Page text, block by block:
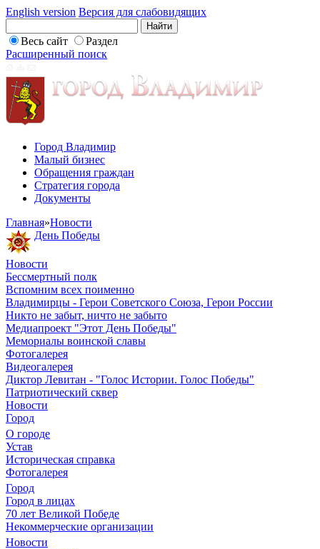
English version Версия для слабовидящих
Весь сайт
Раздел
Расширенный поиск
Город Владимир
Малый бизнес
Обращения граждан
Стратегия города
Документы
Главная»Новости
День Победы
Новости
Бессмертный полк
Вспомним всех поименно
Владимирцы - Герои Советского Союза, Герои России
Никто не забыт, ничто не забыто
Медиапроект "Этот День Победы"
Мемориалы воинской славы
Фотогалерея
Видеогалерея
Диктор Левитан - "Голос Истории. Голос Победы"
Патриотический сквер
Новости
Город
О городе
Устав
Историческая справка
Фотогалерея
Город
Город в лицах
70 лет Великой Победе
Некоммерческие организации
Новости